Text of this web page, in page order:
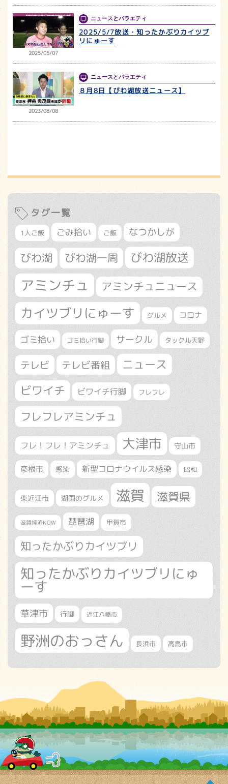
2025/05/07
ニュースとバラエティ
2025/5/7放送・知ったかぶりカイツブ
リにゅーす
2023/08/08
ニュースとバラエティ
８月8日【びわ湖放送ニュース】
タグ一覧
1人ご飯 ごみ拾い ご飯 なつかしが
びわ湖 びわ湖一周 びわ湖放送
アミンチュ アミンチュニュース
カイツブリにゅーす グルメ コロナ
ゴミ拾い ゴミ拾い行脚 サークル タックル天野
テレビ テレビ番組 ニュース
ビワイチ ビワイチ行脚 フレフレ
フレフレアミンチュ
フレ！フレ！アミンチュ 大津市 守山市
彦根市 感染 新型コロナウイルス感染 昭和
東近江市 湖国のグルメ 滋賀 滋賀県
滋賀経済NOW 琵琶湖 甲賀市
知ったかぶりカイツブリ
知ったかぶりカイツブリにゅ
ーす
草津市 行脚 近江八幡市
野洲のおっさん 長浜市 高島市